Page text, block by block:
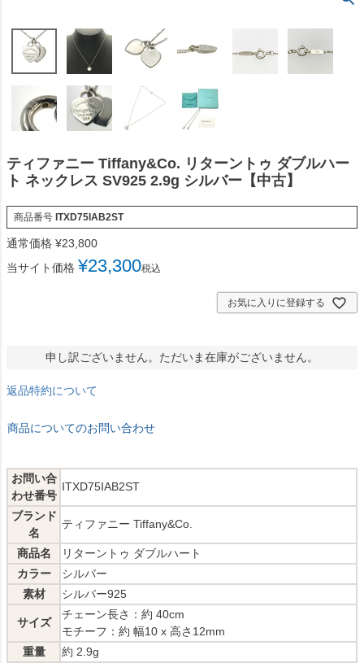
ティファニー Tiffany&Co. リターントゥ ダブルハー
ト ネックレス SV925 2.9g シルバー【中古】
商品番号 ITXD75IAB2ST
通常価格 ¥23,800
当サイト価格 ¥23,300税込
お気に入りに登録する
申し訳ございません。ただいま在庫がございません。
返品特約について
商品についてのお問い合わせ
お問い合
わせ番号
ITXD75IAB2ST
ブランド
名
ティファニー Tiffany&Co.
商品名
リターントゥ ダブルハート
カラー
シルバー
素材
シルバー925
サイズ
チェーン長さ：約 40cm
モチーフ：約 幅10 x 高さ12mm
重量
約 2.9g